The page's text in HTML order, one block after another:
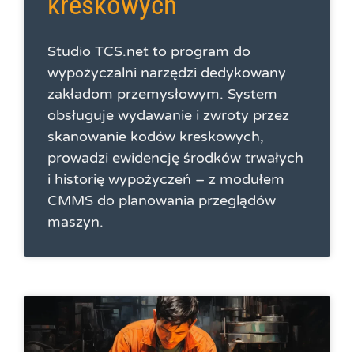
Studio TCS.net to program do
wypożyczalni narzędzi dedykowany
zakładom przemysłowym. System
obsługuje wydawanie i zwroty przez
skanowanie kodów kreskowych,
prowadzi ewidencję środków trwałych
i historię wypożyczeń – z modułem
CMMS do planowania przeglądów
maszyn.